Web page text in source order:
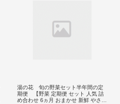
湯の花 旬の野菜セット半年間の定
期便 【野菜 定期便 セット 人気 詰
め合わせ 6ヵ月 おまかせ 新鮮 やさ